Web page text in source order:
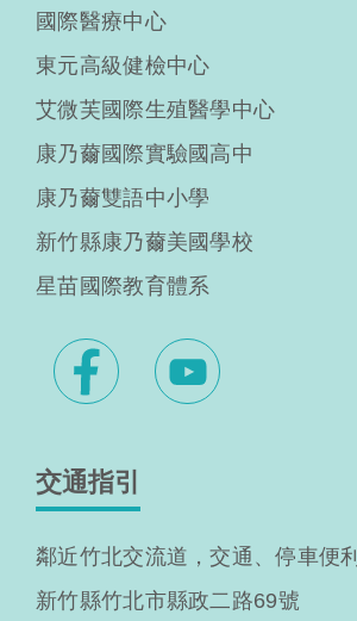
國際醫療中心
東元高級健檢中心
艾微芙國際生殖醫學中心
康乃薾國際實驗國高中
康乃薾雙語中小學
新竹縣康乃薾美國學校
星苗國際教育體系
交通指引
鄰近竹北交流道，交通、停車便利
新竹縣竹北市縣政二路69號